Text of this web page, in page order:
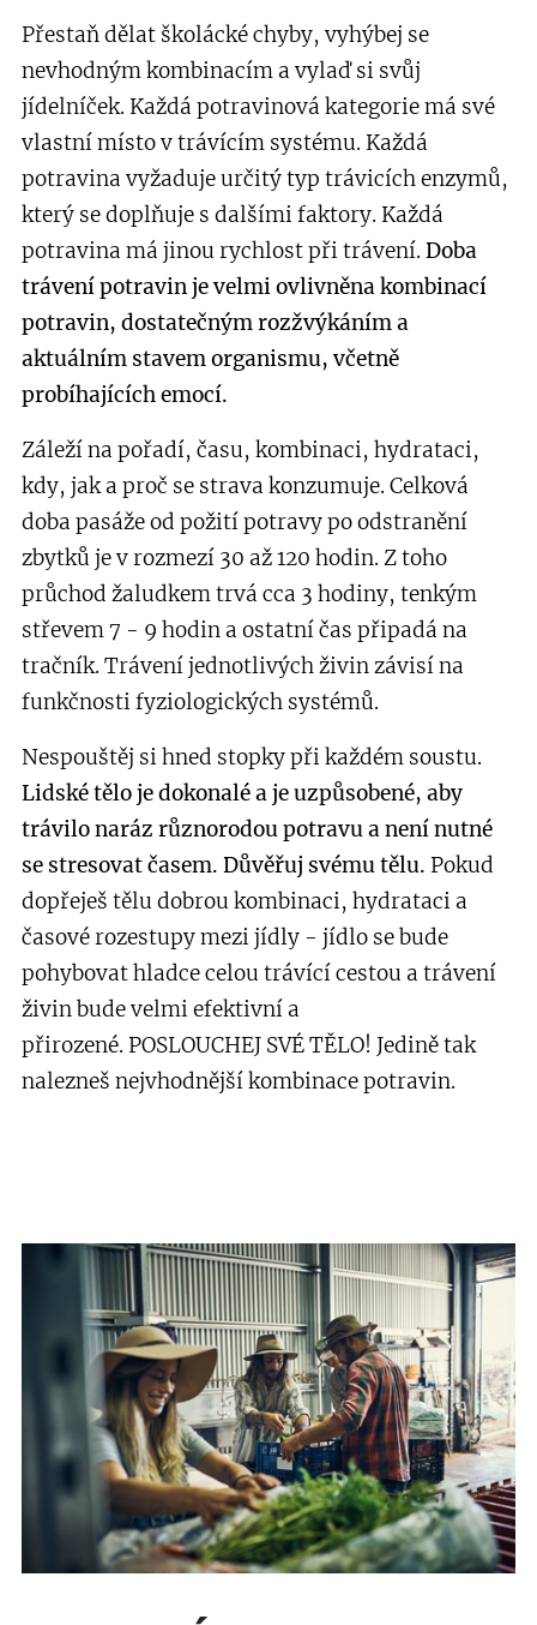
Přestaň dělat školácké chyby, vyhýbej se
nevhodným kombinacím a vylaď si svůj
jídelníček. Každá potravinová kategorie má své
vlastní místo v trávícím systému. Každá
potravina vyžaduje určitý typ trávicích enzymů,
který se doplňuje s dalšími faktory. Každá
potravina má jinou rychlost při trávení. Doba
trávení potravin je velmi ovlivněna kombinací
potravin, dostatečným rozžvýkáním a
aktuálním stavem organismu, včetně
probíhajících emocí.
Záleží na pořadí, času, kombinaci, hydrataci,
kdy, jak a proč se strava konzumuje. Celková
doba pasáže od požití potravy po odstranění
zbytků je v rozmezí 30 až 120 hodin. Z toho
průchod žaludkem trvá cca 3 hodiny, tenkým
střevem 7 - 9 hodin a ostatní čas připadá na
tračník. Trávení jednotlivých živin závisí na
funkčnosti fyziologických systémů.
Nespouštěj si hned stopky při každém soustu.
Lidské tělo je dokonalé a je uzpůsobené, aby
trávilo naráz různorodou potravu a není nutné
se stresovat časem. Důvěřuj svému tělu. Pokud
dopřeješ tělu dobrou kombinaci, hydrataci a
časové rozestupy mezi jídly - jídlo se bude
pohybovat hladce celou trávící cestou a trávení
živin bude velmi efektivní a
přirozené. POSLOUCHEJ SVÉ TĚLO! Jedině tak
nalezneš nejvhodnější kombinace potravin.